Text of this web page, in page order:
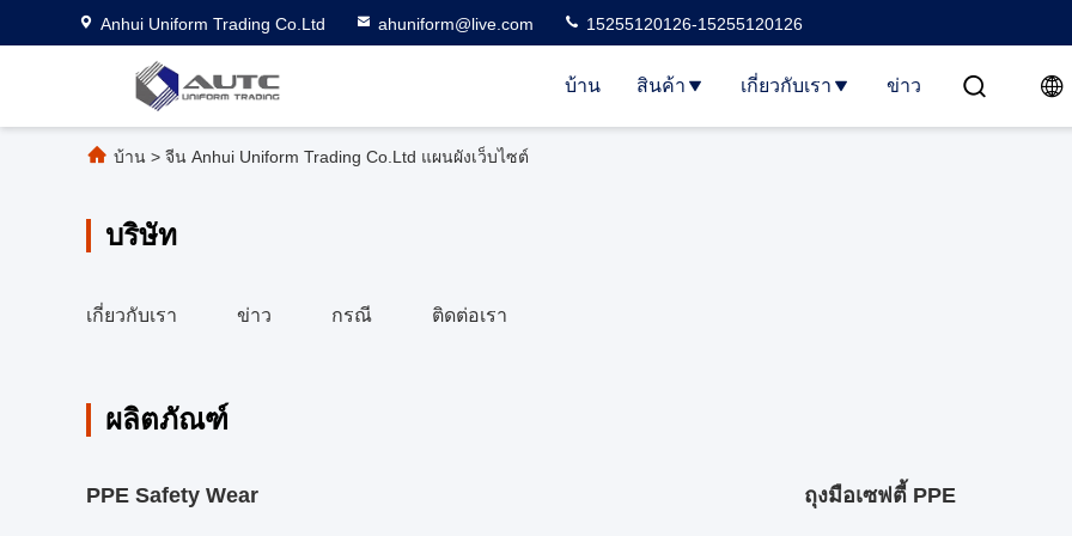
Anhui Uniform Trading Co.Ltd ahuniform@live.com 15255120126-15255120126
บ้าน สินค้า เกี่ยวกับเรา ข่าว
บ้าน > จีน Anhui Uniform Trading Co.Ltd แผนผังเว็บไซต์
บริษัท
เกี่ยวกับเรา ข่าว กรณี ติดต่อเรา
ผลิตภัณฑ์
PPE Safety Wear ถุงมือเซฟตี้ PPE